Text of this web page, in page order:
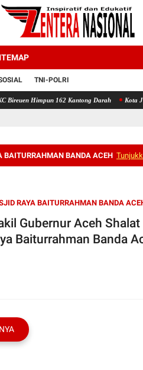
TNI-POLRI
162 Kantong Darah Kota Juang Melaju ke
BAITURRAHMAN BANDA ACEH
RAYA BAITURRAHMAN BANDA
Gubernur Aceh
Baiturrahman Banda